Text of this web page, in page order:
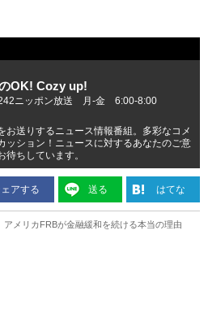
OK! Cozy up!
ニッポン放送 月-金 6:00-8:00
お送りするニュース情報番組。多彩なコメ
ッション！ニュースに対するあなたのご意
待ちしています。
アする 送る はてな
メリカFRBが金融緩和を続ける本当の理由